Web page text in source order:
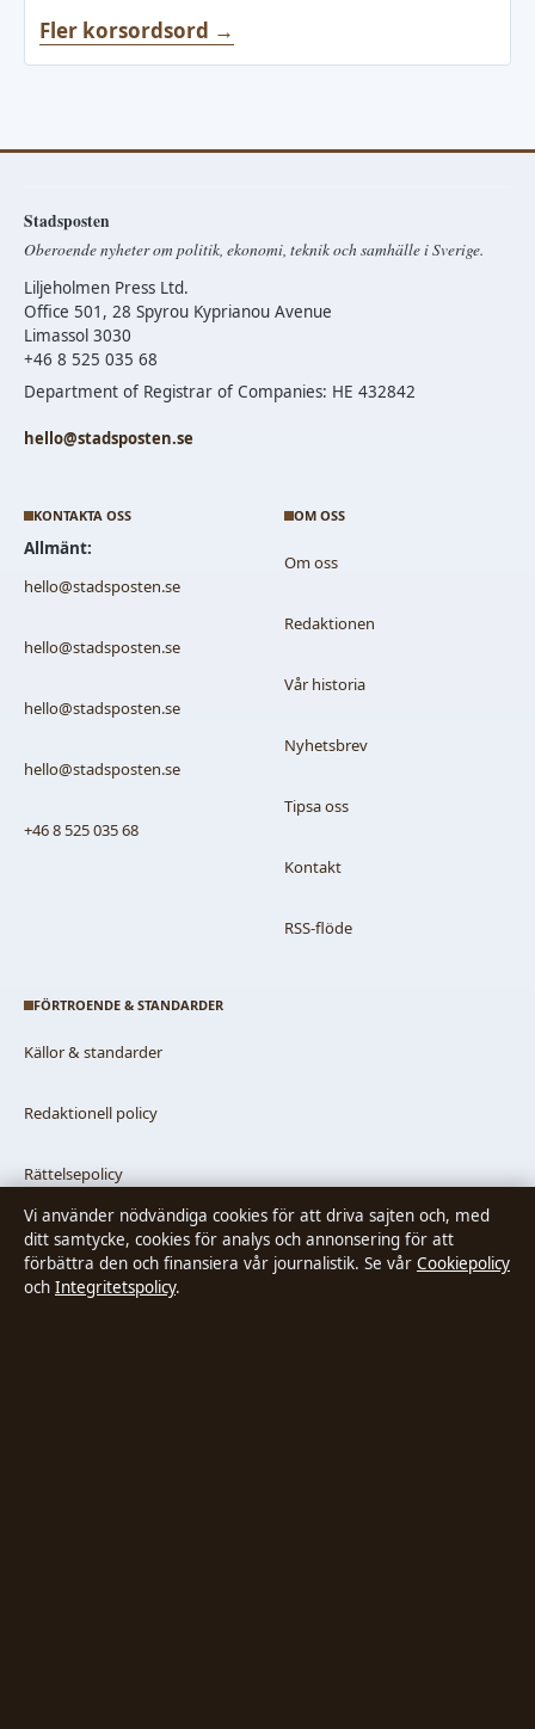
Fler korsordsord →
Stadsposten
Oberoende nyheter om politik, ekonomi, teknik och samhälle i Sverige.
Liljeholmen Press Ltd.
Office 501, 28 Spyrou Kyprianou Avenue
Limassol 3030
+46 8 525 035 68
Department of Registrar of Companies: HE 432842
hello@stadsposten.se
KONTAKTA OSS
Allmänt:
hello@stadsposten.se
hello@stadsposten.se
hello@stadsposten.se
hello@stadsposten.se
+46 8 525 035 68
OM OSS
Om oss
Redaktionen
Vår historia
Nyhetsbrev
Tipsa oss
Kontakt
RSS-flöde
FÖRTROENDE & STANDARDER
Källor & standarder
Redaktionell policy
Rättelsepolicy
Faktagranskningspolicy
Ägande & finansiering
Vi använder nödvändiga cookies för att driva sajten och, med
ditt samtycke, cookies för analys och annonsering för att
förbättra den och finansiera vår journalistik. Se vår Cookiepolicy
och Integritetspolicy.